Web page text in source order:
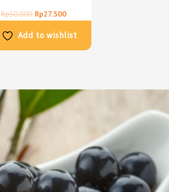
Rp50.000 Rp27.500
Add to wishlist